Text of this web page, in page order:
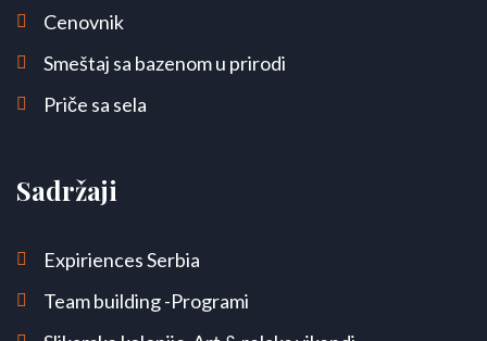
Cenovnik
Smeštaj sa bazenom u prirodi
Priče sa sela
Sadržaji
Expiriences Serbia
Team building -Programi